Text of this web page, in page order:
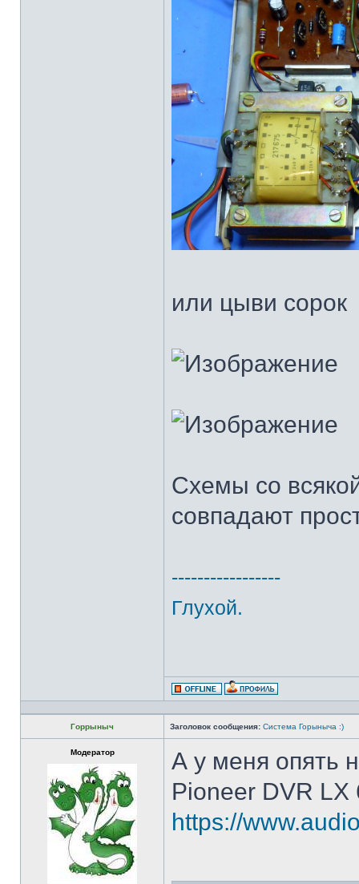
или цыви сорок
Схемы со
совпадают
-----------------
Глухой.
Горрыныч Заголовок сообщения: Система Горыныча :)
Модератор
А у меня опять
Pioneer DVR LX
https://